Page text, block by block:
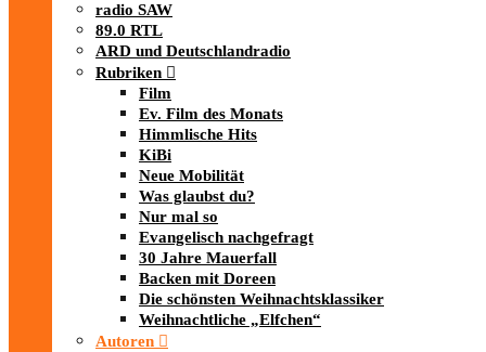
radio SAW
89.0 RTL
ARD und Deutschlandradio
Rubriken
Film
Ev. Film des Monats
Himmlische Hits
KiBi
Neue Mobilität
Was glaubst du?
Nur mal so
Evangelisch nachgefragt
30 Jahre Mauerfall
Backen mit Doreen
Die schönsten Weihnachtsklassiker
Weihnachtliche „Elfchen“
Autoren